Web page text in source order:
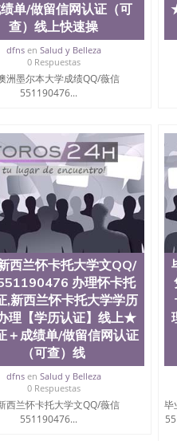
学生三万人，超过134种学士
如计算机科学，电子工程学，
研究所的商学课程也吸引了众
信息； 2、客户付定金下单；
子图确认好转成品部做成品；
DHL）。 三、真实网上可查的
人员证明（使馆认证），使馆
、健康与人类发展学院、信息
在全美前十名，工学院排名在
学校的专业课程包括：会计学
、统计学、美术、电子工程
工商管理、材料科学、机械工
市场营销、机械工程、计算机
户办理信息，给出操作方案；
约递交时间，公司人员陪同客
户 6、客户确认收到结果，付
结构（包括：水印，阴影底纹
，紫外荧光，温感，复印防
学校留学中介， 同时能做到
，录取通知书，在读证明等相
小，纸张材质，防伪技术等等
保证合理定价的同时，坚持较
问：Sam q/微信:551190476
学回国证明.
成绩、教育部学历学位认证
、办理、仿制学位证书、毕
留学回国人员证明、留学生认
绩单/做留信网认证（可
查）线上快速操
dfnsen Salud y Belleza
0 Respuestas
洲墨尔本大学成绩QQ/薇信
551190476...
西兰怀卡托大学文QQ/
办理怀卡托
,新西兰怀卡托大学学历
理【学历认证】线上★
＋成绩单/做留信网认证
（可查）线
dfnsen Salud y Belleza
0 Respuestas
西兰怀卡托大学文QQ/薇信
551190476...
毕